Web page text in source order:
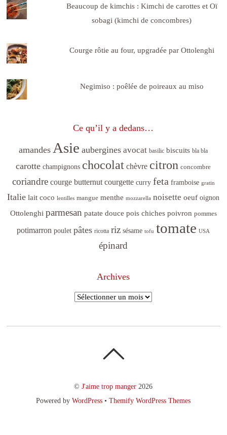
Beaucoup de kimchis : Kimchi de carottes et Oï
sobagi (kimchi de concombres)
Courge rôtie au four, upgradée par Ottolenghi
Negimiso : poêlée de poireaux au miso
Ce qu’il y a dedans…
amandes Asie aubergines avocat basilic biscuits bla bla
carotte champignons chocolat chèvre citron concombre
coriandre courge butternut courgette curry feta framboise gratin
Italie lait coco lentilles mangue menthe mozzarella noisette oeuf oignon
Ottolenghi parmesan patate douce pois chiches poivron pommes
potimarron poulet pâtes ricotta riz sésame tofu tomate USA
épinard
Archives
Archives
©J'aime trop manger 2026
Powered byWordPress •Themify WordPress Themes